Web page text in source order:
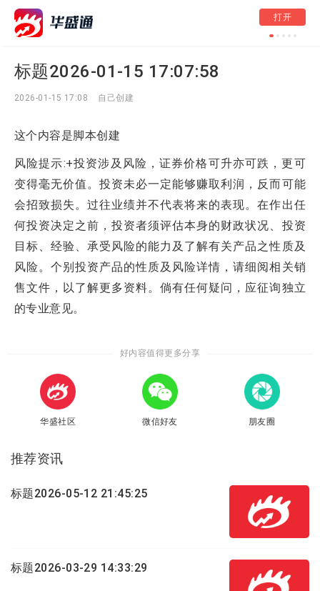
标题2026-05-12
打开
标题2026-01-15 17:07:58
2026-01-15 17:08 自己创建
这个内容是脚本创建
风险提示:+投资涉及风险，证券价格可升亦可跌，更可
变得毫无价值。投资未必一定能够赚取利润，反而可能
会招致损失。过往业绩并不代表将来的表现。在作出任
何投资决定之前，投资者须评估本身的财政状况、投资
目标、经验、承受风险的能力及了解有关产品之性质及
风险。个别投资产品的性质及风险详情，请细阅相关销
售文件，以了解更多资料。倘有任何疑问，应征询独立
的专业意见。
好内容值得更多分享
华盛社区 微信好友 朋友圈
推荐资讯
标题2026-05-12 21:45:25
标题2026-03-29 14:33:29